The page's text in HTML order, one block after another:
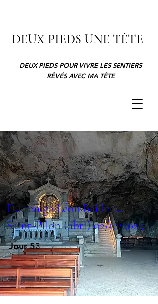
DEUX PIEDS UNE TÊTE
DEUX PIEDS POUR VIVRE LES SENTIERS
RÊVÉS AVEC MA TÊTE
Du refuge Léon Baille au
Saint-Pilon (abri) 02/10/2025
Jour 53